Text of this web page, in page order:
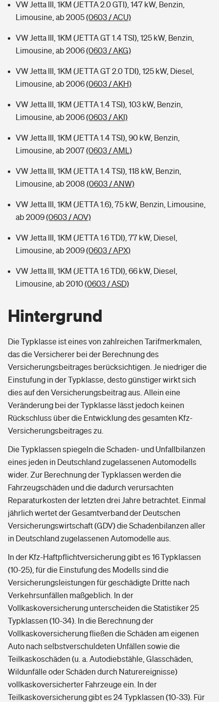
VW Jetta III, 1KM (JETTA 2.0 GTI), 147 kW, Benzin,
Limousine, ab 2005(0603 / ACU)
VW Jetta III, 1KM (JETTA GT 1.4 TSI), 125 kW, Benzin,
Limousine, ab 2006(0603 / AKG)
VW Jetta III, 1KM (JETTA GT 2.0 TDI), 125 kW, Diesel,
Limousine, ab 2006(0603 / AKH)
VW Jetta III, 1KM (JETTA 1.4 TSI), 103 kW, Benzin,
Limousine, ab 2006(0603 / AKI)
VW Jetta III, 1KM (JETTA 1.4 TSI), 90 kW, Benzin,
Limousine, ab 2007(0603 / AML)
VW Jetta III, 1KM (JETTA 1.4 TSI), 118 kW, Benzin,
Limousine, ab 2008 (0603 / ANW)
VW Jetta III, 1KM (JETTA 1.6), 75 kW, Benzin, Limousine,
ab 2009(0603 / AOV)
VW Jetta III, 1KM (JETTA 1.6 TDI), 77 kW, Diesel,
Limousine, ab 2009(0603 / APX)
VW Jetta III, 1KM (JETTA 1.6 TDI), 66 kW, Diesel,
Limousine, ab 2010(0603 / ASD)
Hintergrund
Die Typklasse ist eines von zahlreichen Tarifmerkmalen,
das die Versicherer bei der Berechnung des
Versicherungsbeitrages berücksichtigen. Je niedriger die
Einstufung in der Typklasse, desto günstiger wirkt sich
dies auf den Versicherungsbeitrag aus. Allein eine
Veränderung bei der Typklasse lässt jedoch keinen
Rückschluss über die Entwicklung des gesamten Kfz-
Versicherungsbeitrages zu.
Die Typklassen spiegeln die Schaden- und Unfallbilanzen
eines jeden in Deutschland zugelassenen Automodells
wider. Zur Berechnung der Typklassen werden die
Fahrzeugschäden und die dadurch verursachten
Reparaturkosten der letzten drei Jahre betrachtet. Einmal
jährlich wertet der Gesamtverband der Deutschen
Versicherungswirtschaft (GDV) die Schadenbilanzen aller
in Deutschland zugelassenen Automodelle aus.
In der Kfz-Haftpflichtversicherung gibt es 16 Typklassen
(10-25), für die Einstufung des Modells sind die
Versicherungsleistungen für geschädigte Dritte nach
Verkehrsunfällen maßgeblich. In der
Vollkaskoversicherung unterscheiden die Statistiker 25
Typklassen (10-34). In die Berechnung der
Vollkaskoversicherung fließen die Schäden am eigenen
Auto nach selbstverschuldeten Unfällen sowie die
Teilkaskoschäden (u. a. Autodiebstähle, Glasschäden,
Wildunfälle oder Schäden durch Naturereignisse)
vollkaskoversicherter Fahrzeuge ein. In der
Teilkaskoversicherung gibt es 24 Typklassen (10-33). Für